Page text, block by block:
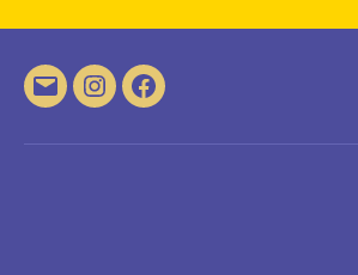
E-
InstagramFacebook